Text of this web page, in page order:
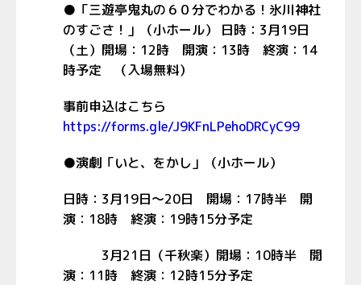
●「三遊亭鬼丸の６０分でわかる！氷川神社
のすごさ！」（小ホール） 日時：3月19日
（土）開場：12時 開演：13時 終演：14
時予定 （入場無料）
事前申込はこちら
https://forms.gle/J9KFnLPehoDRCyC99
●演劇「いと、をかし」（小ホール）
日時：3月19日～20日 開場：17時半 開
演：18時 終演：19時15分予定
3月21日（千秋楽）開場：10時半 開
演：11時 終演：12時15分予定